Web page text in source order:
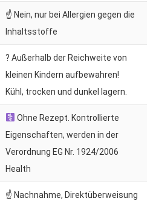
☝ Nein, nur bei Allergien gegen die
Inhaltsstoffe
? Außerhalb der Reichweite von
kleinen Kindern aufbewahren!
Kühl, trocken und dunkel lagern.
Ohne Rezept. Kontrollierte
Eigenschaften, werden in der
Verordnung EG Nr. 1924/2006
Health
☝ Nachnahme, Direktüberweisung